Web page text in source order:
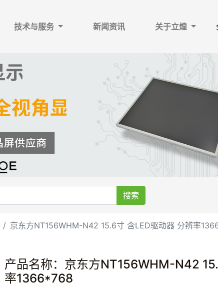
技术与服务 新闻资讯 关于立煌
搜索
京东方NT156WHM-N42 15.6寸 含LED驱动器 分辨率
产品名称：京东方NT156WHM-N42
率1366*768